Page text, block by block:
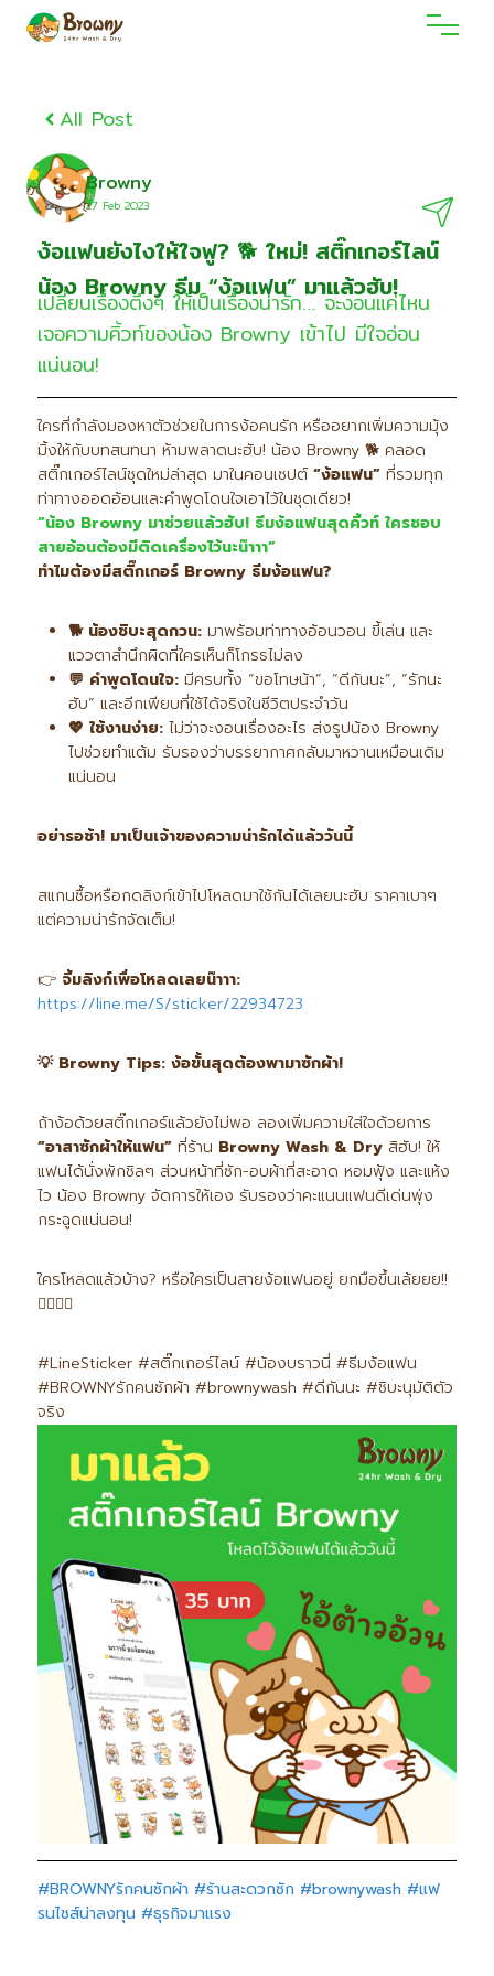
All Post
Browny
27 Feb 2O23
ง้อแฟนยังไงให้ใจฟู? 🐕 ใหม่! สติ๊กเกอร์ไลน์
น้อง Browny ธีม “ง้อแฟน” มาแล้วฮับ!
เปลี่ยนเรื่องตึงๆ ให้เป็นเรื่องน่ารัก… จะงอนแค่ไหน
เจอความคิ้วท์ของน้อง Browny เข้าไป มีใจอ่อน
แน่นอน!
ใครที่กำลังมองหาตัวช่วยในการง้อคนรัก หรืออยากเพิ่มความมุ้ง
มิ้งให้กับบทสนทนา ห้ามพลาดนะฮับ! น้อง Browny 🐕 คลอด
สติ๊กเกอร์ไลน์ชุดใหม่ล่าสุด มาในคอนเซปต์“ง้อแฟน” ที่รวมทุก
ท่าทางออดอ้อนและคำพูดโดนใจเอาไว้ในชุดเดียว!
“น้อง Browny มาช่วยแล้วฮับ! ธีมง้อแฟนสุดคิ้วท์ ใครชอบ
สายอ้อนต้องมีติดเครื่องไว้นะน๊าาา”
ทำไมต้องมีสติ๊กเกอร์ Browny ธีมง้อแฟน?
🐕 น้องชิบะสุดกวน: มาพร้อมท่าทางอ้อนวอน ขี้เล่น และ
แววตาสำนึกผิดที่ใครเห็นก็โกรธไม่ลง
💬 คำพูดโดนใจ: มีครบทั้ง “ขอโทษน้า”, “ดีกันนะ”, “รักนะ
ฮับ” และอีกเพียบที่ใช้ได้จริงในชีวิตประจำวัน
💖 ใช้งานง่าย: ไม่ว่าจะงอนเรื่องอะไร ส่งรูปน้อง Browny
ไปช่วยทำแต้ม รับรองว่าบรรยากาศกลับมาหวานเหมือนเดิม
แน่นอน
อย่ารอช้า! มาเป็นเจ้าของความน่ารักได้แล้ววันนี้
สแกนซื้อหรือกดลิงก์เข้าไปโหลดมาใช้กันได้เลยนะฮับ ราคาเบาๆ
แต่ความน่ารักจัดเต็ม!
👉 จิ้มลิงก์เพื่อโหลดเลยน๊าาา:
https://line.me/S/sticker/22934723
💡 Browny Tips: ง้อขั้นสุดต้องพามาซักผ้า!
ถ้าง้อด้วยสติ๊กเกอร์แล้วยังไม่พอ ลองเพิ่มความใส่ใจด้วยการ
“อาสาซักผ้าให้แฟน” ที่ร้าน Browny Wash & Dry สิฮับ! ให้
แฟนได้นั่งพักชิลๆ ส่วนหน้าที่ซัก-อบผ้าที่สะอาด หอมฟุ้ง และแห้ง
ไว น้อง Browny จัดการให้เอง รับรองว่าคะแนนแฟนดีเด่นพุ่ง
กระฉูดแน่นอน!
ใครโหลดแล้วบ้าง? หรือใครเป็นสายง้อแฟนอยู่ ยกมือขึ้นเล้ยยย!!
🙋‍♂️🙋‍♀️
#LineSticker #สติ๊กเกอร์ไลน์ #น้องบราวนี่ #ธีมง้อแฟน
#BROWNYรักคนซักผ้า #brownywash #ดีกันนะ #ชิบะนุมัติตัว
จริง
#BROWNYรักคนซักผ้า #ร้านสะดวกซัก #brownywash #แฟ
รนไชส์น่าลงทุน #ธุรกิจมาแรง